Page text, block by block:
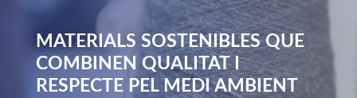
MATERIALS SOSTENIBLES QUE
COMBINEN QUALITAT I
RESPECTE PEL MEDI AMBIENT